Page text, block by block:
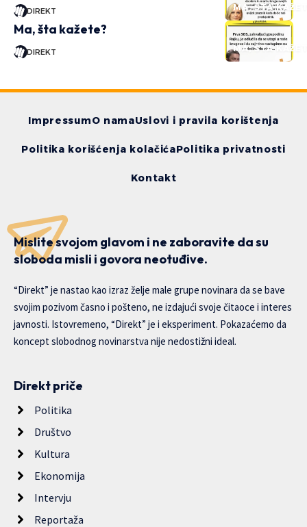
MA, ŠTA
DIREKT
MA, ŠTA
Ma, šta kažete?
DIREKT
ImpressumO namaUslovi i pravila korištenja
Politika korišćenja kolačićaPolitika privatnosti
Kontakt
Mislite svojom glavom i ne zaboravite da su
sloboda misli i govora neotuđive.
“Direkt” je nastao kao izraz želje male grupe novinara da se bave
svojim pozivom časno i pošteno, ne izdajući svoje čitaoce i interes
javnosti. Istovremeno, “Direkt” je i eksperiment. Pokazaćemo da
koncept slobodnog novinarstva nije nedostižni ideal.
Direkt priče
Politika
Društvo
Kultura
Ekonomija
Intervju
Reportaža